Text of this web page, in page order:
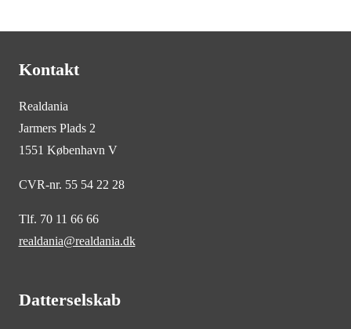
Kontakt
Realdania
Jarmers Plads 2
1551 København V
CVR-nr. 55 54 22 28
Tlf. 70 11 66 66
realdania@realdania.dk
Datterselskab